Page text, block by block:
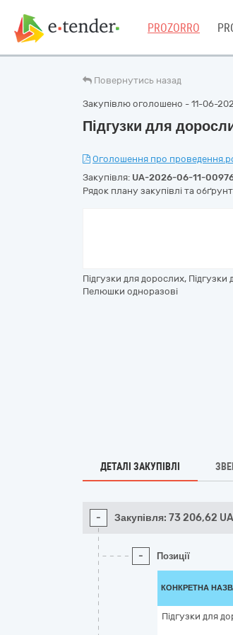
PROZORRO
Повернутись назад
Закупівлю оголошено - 11-06-
Підгузки для
Оголошення про
Закупівля: UA-2026-06-11-
Рядок плану закупівлі та
Підгузки для дорослих,
Пелюшки одноразові
ДЕТАЛІ ЗАКУПІВЛІ
- Закупівля: 73 206,62
- Позиції
КОНКРЕТНА
Підгузки для